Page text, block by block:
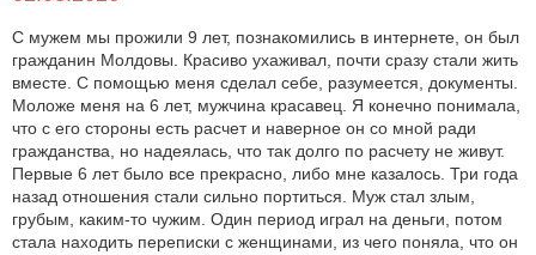
С мужем мы прожили 9 лет, познакомились в интернете, он был
гражданин Молдовы. Красиво ухаживал, почти сразу стали жить
вместе. С помощью меня сделал себе, разумеется, документы.
Моложе меня на 6 лет, мужчина красавец. Я конечно понимала,
что с его стороны есть расчет и наверное он со мной ради
гражданства, но надеялась, что так долго по расчету не живут.
Первые 6 лет было все прекрасно, либо мне казалось. Три года
назад отношения стали сильно портиться. Муж стал злым,
грубым, каким-то чужим. Один период играл на деньги, потом
стала находить переписки с женщинами, из чего поняла, что он